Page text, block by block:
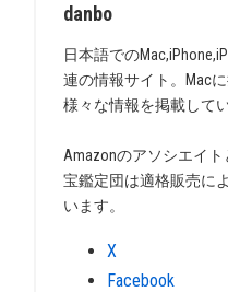
danbo
日本語での
連の情報サイト。Macに
様々な情報を掲載してい
Amazonのアソシエイト
宝鑑定団は適格販売に
います。
X
Facebook